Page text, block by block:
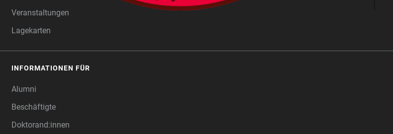
Veranstaltungen
Lagekarten
INFORMATIONEN FÜR
Alumni
Beschäftigte
Doktorand:innen